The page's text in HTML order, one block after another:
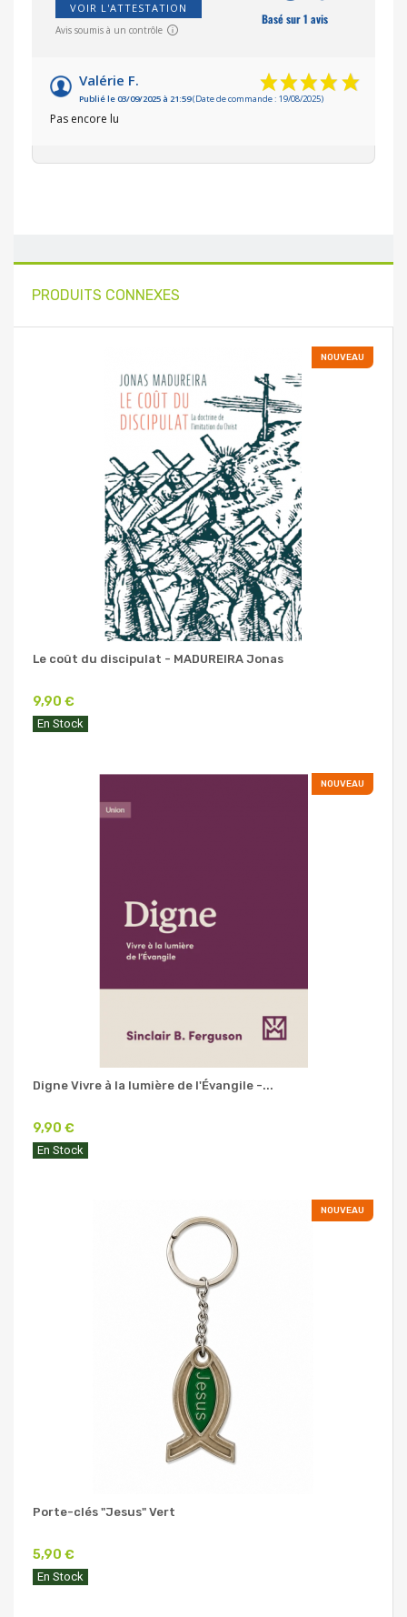
VOIR L'ATTESTATION
Avis soumis à un contrôle
Basé sur 1 avis
Valérie F.
Publié le 03/09/2025 à 21:59(Date de commande : 19/08/2025)
Pas encore lu
PRODUITS CONNEXES
NOUVEAU
Le coût du discipulat - MADUREIRA Jonas
9,90 €
En Stock
NOUVEAU
Digne Vivre à la lumière de l'Évangile -...
9,90 €
En Stock
NOUVEAU
Porte-clés "Jesus" Vert
5,90 €
En Stock